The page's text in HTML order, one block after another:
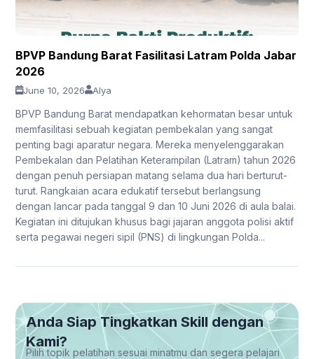
BPVP Bandung Barat Fasilitasi Latram Polda Jabar
2026
June 10, 2026 Alya
BPVP Bandung Barat mendapatkan kehormatan besar untuk
memfasilitasi sebuah kegiatan pembekalan yang sangat
penting bagi aparatur negara. Mereka menyelenggarakan
Pembekalan dan Pelatihan Keterampilan (Latram) tahun 2026
dengan penuh persiapan matang selama dua hari berturut-
turut. Rangkaian acara edukatif tersebut berlangsung
dengan lancar pada tanggal 9 dan 10 Juni 2026 di aula balai.
Kegiatan ini ditujukan khusus bagi jajaran anggota polisi aktif
serta pegawai negeri sipil (PNS) di lingkungan Polda...
Anda Siap Tingkatkan Skill dengan
Kami?
Pilih topik pelatihan sesuai minatmu dan segera pelajari